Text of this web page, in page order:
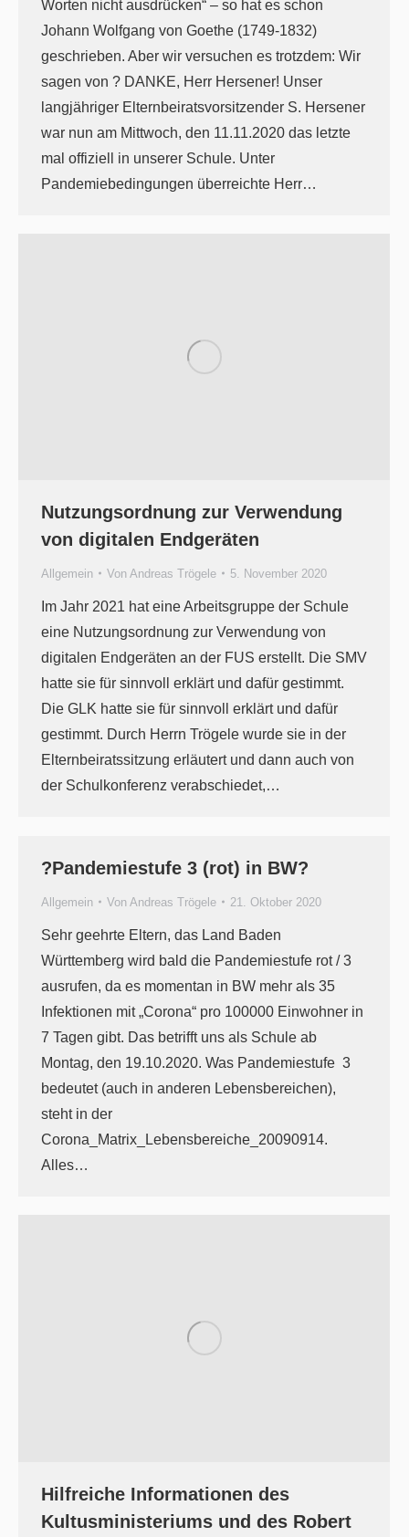
Worten nicht ausdrücken“ – so hat es schon
Johann Wolfgang von Goethe (1749-1832)
geschrieben. Aber wir versuchen es trotzdem: Wir
sagen von ? DANKE, Herr Hersener! Unser
langjähriger Elternbeiratsvorsitzender S. Hersener
war nun am Mittwoch, den 11.11.2020 das letzte
mal offiziell in unserer Schule. Unter
Pandemiebedingungen überreichte Herr…
Nutzungsordnung zur Verwendung
von digitalen Endgeräten
Allgemein Von Andreas Trögele 5. November 2020
Im Jahr 2021 hat eine Arbeitsgruppe der Schule
eine Nutzungsordnung zur Verwendung von
digitalen Endgeräten an der FUS erstellt. Die SMV
hatte sie für sinnvoll erklärt und dafür gestimmt.
Die GLK hatte sie für sinnvoll erklärt und dafür
gestimmt. Durch Herrn Trögele wurde sie in der
Elternbeiratssitzung erläutert und dann auch von
der Schulkonferenz verabschiedet,…
?Pandemiestufe 3 (rot) in BW?
Allgemein Von Andreas Trögele 21. Oktober 2020
Sehr geehrte Eltern, das Land Baden
Württemberg wird bald die Pandemiestufe rot / 3
ausrufen, da es momentan in BW mehr als 35
Infektionen mit „Corona“ pro 100000 Einwohner in
7 Tagen gibt. Das betrifft uns als Schule ab
Montag, den 19.10.2020. Was Pandemiestufe 3
bedeutet (auch in anderen Lebensbereichen),
steht in der
Corona_Matrix_Lebensbereiche_20090914.
Alles…
Hilfreiche Informationen des
Kultusministeriums und des Robert